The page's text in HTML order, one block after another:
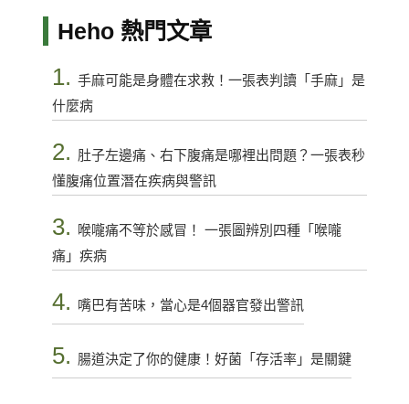
Heho 熱門文章
1. 手麻可能是身體在求救！一張表判讀「手麻」是
什麼病
2. 肚子左邊痛、右下腹痛是哪裡出問題？一張表秒
懂腹痛位置潛在疾病與警訊
3.
喉嚨痛不等於感冒！ 一張圖辨別四種「喉嚨
痛」疾病
4. 嘴巴有苦味，當心是4個器官發出警訊
5. 腸道決定了你的健康！好菌「存活率」是關鍵